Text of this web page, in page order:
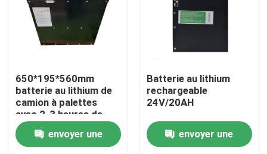
Produits
Au sujet de nous
650*195*560mm
batterie au lithium de
camion à palettes
avec 2-3 heures de
temps de décharge
pour les opérations
envoyer une
Batterie au lithium
rechargeable
24V/20AH
envoyer une